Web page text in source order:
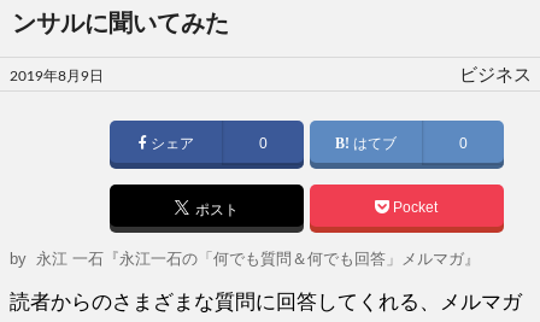
ンサルに聞いてみた
投
稿
2019年8月9日 ビジネス
シェア 0 はてブ 0
ポスト Pocket
by 永江 一石『永江一石の「何でも質問＆何でも回答」メルマガ』
読者からのさまざまな質問に回答してくれる、メルマガ